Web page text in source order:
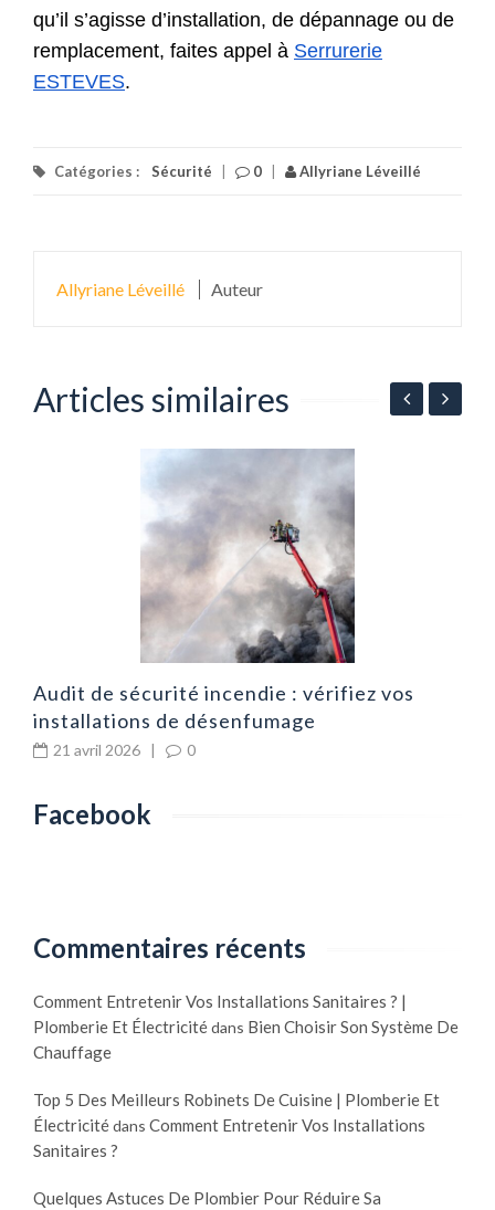
qu’il s’agisse d’installation, de dépannage ou de
remplacement, faites appel à Serrurerie
ESTEVES.
Catégories : Sécurité 0 Allyriane Léveillé
Allyriane Léveillé Auteur
Articles similaires
Audit de sécurité incendie : vérifiez vos
installations de désenfumage
21 avril 2026 | 0
Facebook
Commentaires récents
Comment Entretenir Vos Installations Sanitaires ? |
Plomberie Et Électricitédans Bien Choisir Son Système De
Chauffage
Top 5 Des Meilleurs Robinets De Cuisine | Plomberie Et
Électricitédans Comment Entretenir Vos Installations
Sanitaires ?
Quelques Astuces De Plombier Pour Réduire Sa